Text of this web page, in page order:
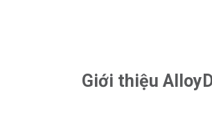
Giới thiệu